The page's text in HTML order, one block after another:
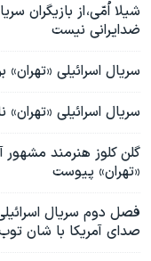
شیلا اُمّی، از بازیگران
ضدایرانی نیست
سریال اسرائیلی «تهران»
سریال اسرائیلی
گلن کلوز هنرمند مشهور
«تهران» پیوست
فصل دوم سریال
صدای آمریکا با شان